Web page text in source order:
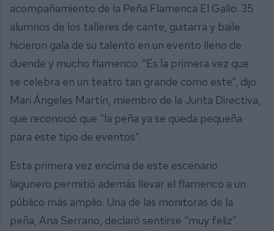
acompañamiento de la Peña Flamenca El Gallo. 35
alumnos de los talleres de cante, guitarra y baile
hicieron gala de su talento en un evento lleno de
duende y mucho flamenco. “Es la primera vez que
se celebra en un teatro tan grande como este”, dijo
Mari Ángeles Martín, miembro de la Junta Directiva,
que reconoció que “la peña ya se queda pequeña
para este tipo de eventos”.
Esta primera vez encima de este escenario
lagunero permitió además llevar el flamenco a un
público más amplio. Una de las monitoras de la
peña, Ana Serrano, declaró sentirse “muy feliz”.